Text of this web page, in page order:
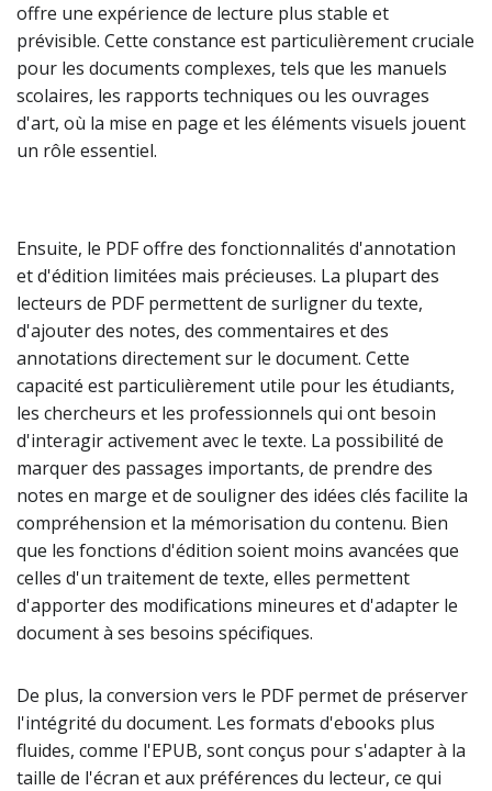
offre une expérience de lecture plus stable et
prévisible. Cette constance est particulièrement cruciale
pour les documents complexes, tels que les manuels
scolaires, les rapports techniques ou les ouvrages
d'art, où la mise en page et les éléments visuels jouent
un rôle essentiel.
Ensuite, le PDF offre des fonctionnalités d'annotation
et d'édition limitées mais précieuses. La plupart des
lecteurs de PDF permettent de surligner du texte,
d'ajouter des notes, des commentaires et des
annotations directement sur le document. Cette
capacité est particulièrement utile pour les étudiants,
les chercheurs et les professionnels qui ont besoin
d'interagir activement avec le texte. La possibilité de
marquer des passages importants, de prendre des
notes en marge et de souligner des idées clés facilite la
compréhension et la mémorisation du contenu. Bien
que les fonctions d'édition soient moins avancées que
celles d'un traitement de texte, elles permettent
d'apporter des modifications mineures et d'adapter le
document à ses besoins spécifiques.
De plus, la conversion vers le PDF permet de préserver
l'intégrité du document. Les formats d'ebooks plus
fluides, comme l'EPUB, sont conçus pour s'adapter à la
taille de l'écran et aux préférences du lecteur, ce qui